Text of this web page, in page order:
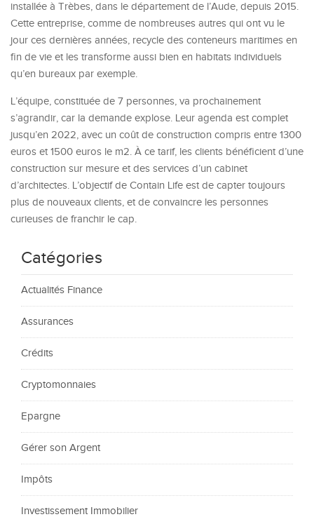
installée à Trèbes, dans le département de l’Aude, depuis 2015.
Cette entreprise, comme de nombreuses autres qui ont vu le
jour ces dernières années, recycle des conteneurs maritimes en
fin de vie et les transforme aussi bien en habitats individuels
qu’en bureaux par exemple.
L’équipe, constituée de 7 personnes, va prochainement
s’agrandir, car la demande explose. Leur agenda est complet
jusqu’en 2022, avec un coût de construction compris entre 1300
euros et 1500 euros le m2. À ce tarif, les clients bénéficient d’une
construction sur mesure et des services d’un cabinet
d’architectes. L’objectif de Contain Life est de capter toujours
plus de nouveaux clients, et de convaincre les personnes
curieuses de franchir le cap.
Catégories
Actualités Finance
Assurances
Crédits
Cryptomonnaies
Epargne
Gérer son Argent
Impôts
Investissement Immobilier